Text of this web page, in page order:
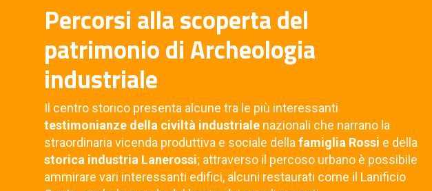
Percorsi alla scoperta del
patrimonio di Archeologia
industriale
Il centro storico presenta alcune tra le più interessanti
testimonianze della civiltà industriale nazionali che narrano la
straordinaria vicenda produttiva e sociale della famiglia Rossi e della
storica industria Lanerossi; attraverso il percoso urbano è possibile
ammirare vari interessanti edifici, alcuni restaurati come il Lanificio